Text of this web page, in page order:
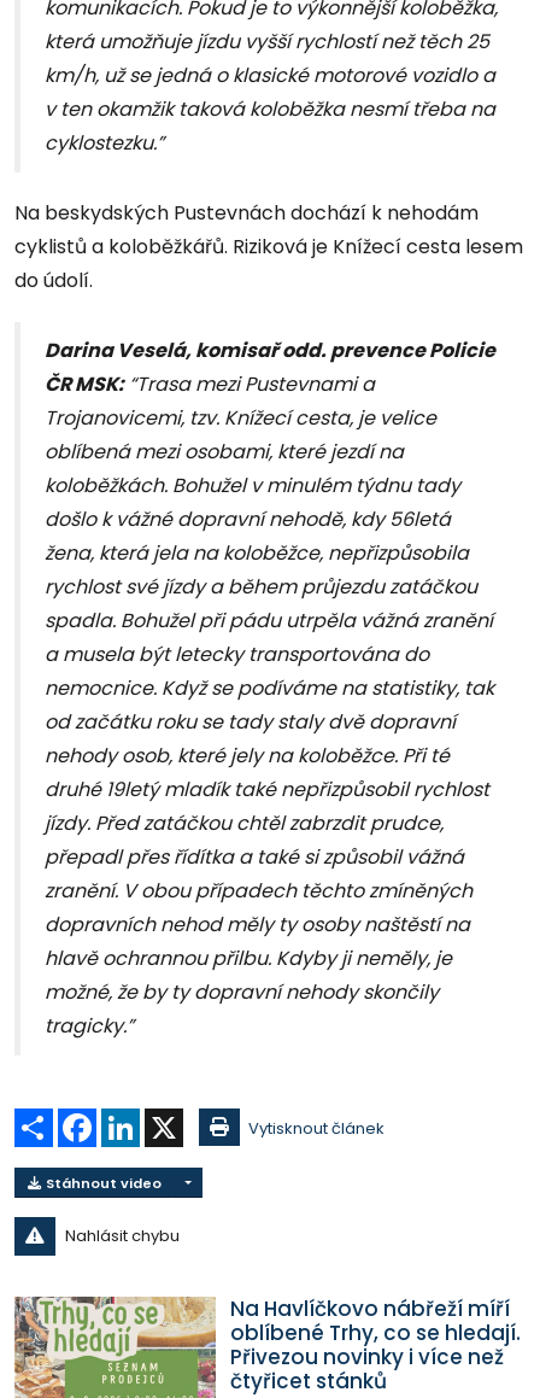
komunikacích. Pokud je to výkonnější koloběžka,
která umožňuje jízdu vyšší rychlostí než těch 25
km/h, už se jedná o klasické motorové vozidlo a
v ten okamžik taková koloběžka nesmí třeba na
cyklostezku.”
Na beskydských Pustevnách dochází k nehodám
cyklistů a koloběžkářů. Riziková je Knížecí cesta lesem
do údolí.
Darina Veselá, komisař odd. prevence Policie
ČR MSK:“Trasa mezi Pustevnami a
Trojanovicemi, tzv. Knížecí cesta, je velice
oblíbená mezi osobami, které jezdí na
koloběžkách. Bohužel v minulém týdnu tady
došlo k vážné dopravní nehodě, kdy 56letá
žena, která jela na koloběžce, nepřizpůsobila
rychlost své jízdy a během průjezdu zatáčkou
spadla. Bohužel při pádu utrpěla vážná zranění
a musela být letecky transportována do
nemocnice. Když se podíváme na statistiky, tak
od začátku roku se tady staly dvě dopravní
nehody osob, které jely na koloběžce. Při té
druhé 19letý mladík také nepřizpůsobil rychlost
jízdy. Před zatáčkou chtěl zabrzdit prudce,
přepadl přes řídítka a také si způsobil vážná
zranění. V obou případech těchto zmíněných
dopravních nehod měly ty osoby naštěstí na
hlavě ochrannou přilbu. Kdyby ji neměly, je
možné, že by ty dopravní nehody skončily
tragicky.”
Sdílet Facebook
LinkedIn Vytisknout článek
Stáhnout video
Nahlásit chybu
Na Havlíčkovo nábřeží míří
oblíbené Trhy, co se hledají.
Přivezou novinky i více než
čtyřicet stánků